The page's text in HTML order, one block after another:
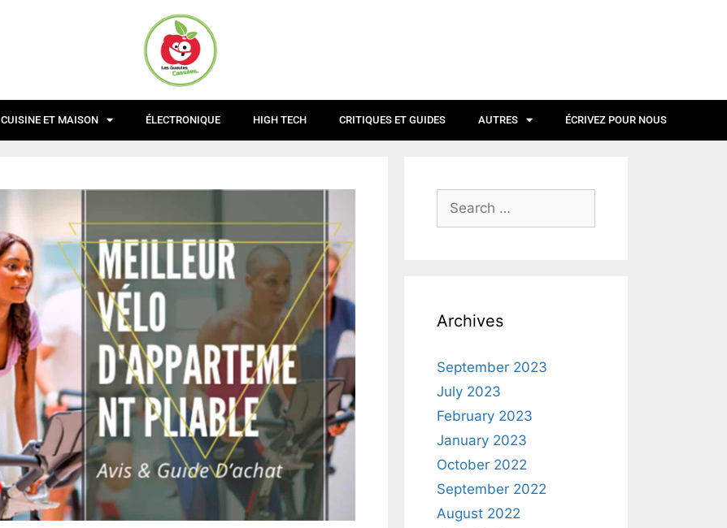
CUISINE ET MAISON ÉLECTRONIQUE HIGH TECH CRITIQUES ET GUIDES AUTRES ÉCRIVEZ POUR NOUS
Archives
September 2023
July 2023
February 2023
January 2023
October 2022
September 2022
August 2022